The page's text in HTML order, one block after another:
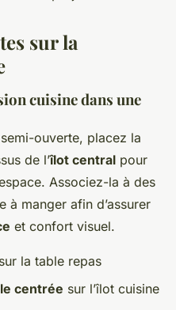
sur la
cuisine dans une
ouverte, placez la
de l’îlot central pour
Associez-la à des
à manger afin d’assurer
et confort visuel.
sur la table repas
centrée sur l’îlot cuisine